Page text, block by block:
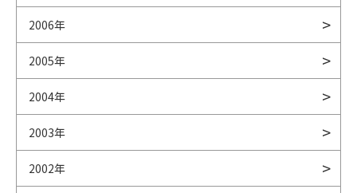
2006年
2005年
2004年
2003年
2002年